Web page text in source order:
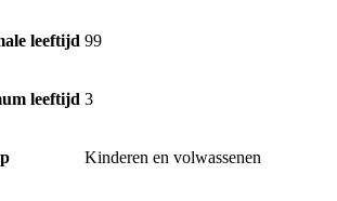
leeftijd 99
leeftijd 3
Kinderen en volwassenen